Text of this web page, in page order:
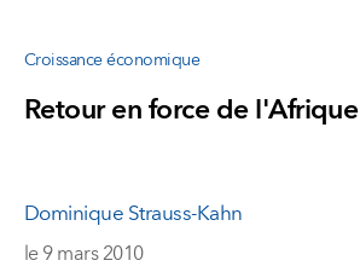
Croissance économique
Retour en force de l'Afrique
Dominique Strauss-Kahn
le 9 mars 2010